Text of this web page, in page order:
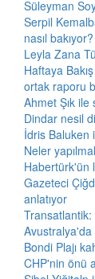
Süleyman
Serpil
nasıl bakıyor?
Leyla Zana
Haftaya
ortak raporu
Ahmet Şık ile
Dindar nesil
İdris Baluken
Neler
Habertürk'ün
Gazeteci
anlatıyor
Transatlantik:
Bondi Plajı
CHP'nin önü